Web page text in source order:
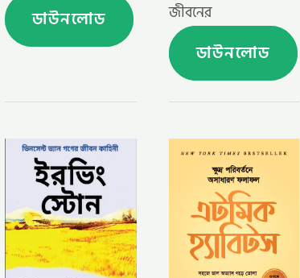
ডাউনলোড
জীবনের
ডাউনলোড
জীবন
পিয়াসা
–
আরভিং
স্টোন
,
নির্মলচন্দ্র
গঙ্গোপাধ্যায়
এটমিক
হ্যাবিটস –
জেমস
ক্লিয়ার , লায়েক
আহমেদ
(অনুবাদক)
(ATOMIC
HABITS